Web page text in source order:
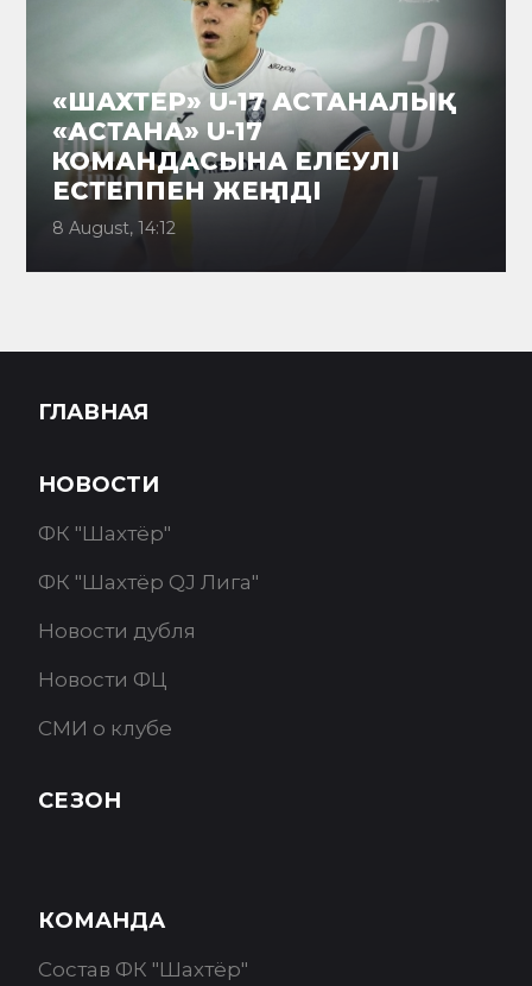
«ШАХТЕР» U-17 АСТАНАЛЫҚ
«АСТАНА» U-17
КОМАНДАСЫНА ЕЛЕУЛІ
ЕСТЕППЕН ЖЕҢІЛДІ
8 August, 14:12
ГЛАВНАЯ
НОВОСТИ
ФК "Шахтёр"
ФК "Шахтёр QJ Лига"
Новости дубля
Новости ФЦ
СМИ о клубе
СЕЗОН
КОМАНДА
Состав ФК "Шахтёр"